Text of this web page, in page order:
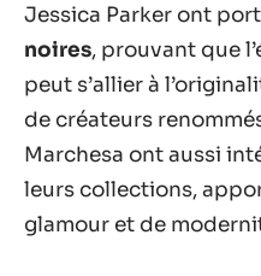
Jessica Parker ont
noires, prouvant que
peut s’allier à
de créateurs
Marchesa ont aussi
leurs collections,
glamour et de